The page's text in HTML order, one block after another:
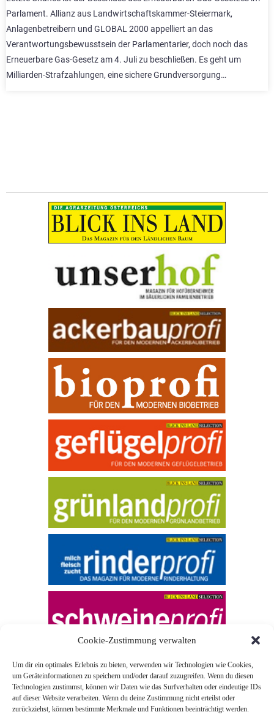
Cookie-Zustimmung verwalten
Um dir ein optimales Erlebnis zu bieten, verwenden wir Technologien wie Cookies,
um Geräteinformationen zu speichern und/oder darauf zuzugreifen. Wenn du diesen
Technologien zustimmst, können wir Daten wie das Surfverhalten oder eindeutige IDs
auf dieser Website verarbeiten. Wenn du deine Zustimmung nicht erteilst oder
zurückziehst, können bestimmte Merkmale und Funktionen beeinträchtigt werden.
Parlament. Allianz aus Landwirtschaftskammer-Steiermark,
Anlagenbetreibern und GLOBAL 2000 appelliert an das
Verantwortungsbewusstsein der Parlamentarier, doch noch das
Erneuerbare Gas-Gesetz am 4. Juli zu beschließen. Es geht um
Milliarden-Strafzahlungen, eine sichere Grundversorgung…